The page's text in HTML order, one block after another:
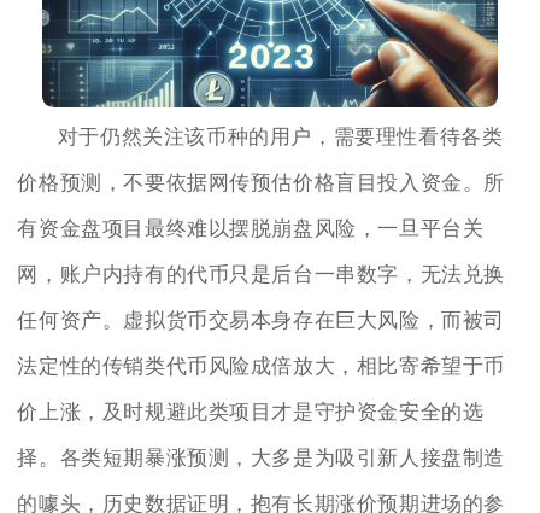
对于仍然关注该币种的用户，需要理性看待各类
价格预测，不要依据网传预估价格盲目投入资金。所
有资金盘项目最终难以摆脱崩盘风险，一旦平台关
网，账户内持有的代币只是后台一串数字，无法兑换
任何资产。虚拟货币交易本身存在巨大风险，而被司
法定性的传销类代币风险成倍放大，相比寄希望于币
价上涨，及时规避此类项目才是守护资金安全的选
择。各类短期暴涨预测，大多是为吸引新人接盘制造
的噱头，历史数据证明，抱有长期涨价预期进场的参